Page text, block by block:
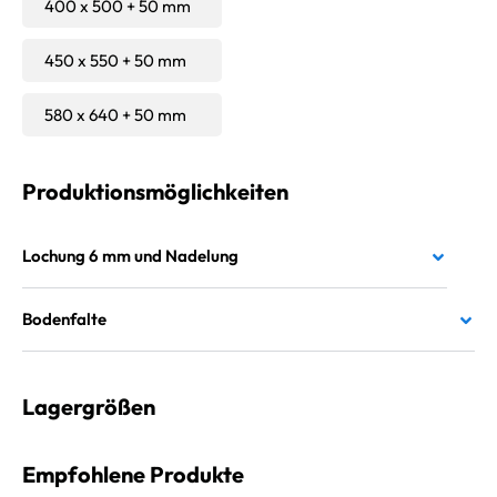
400 x 500 + 50 mm
450 x 550 + 50 mm
580 x 640 + 50 mm
Produktionsmöglichkeiten
Lochung 6 mm und Nadelung
Bodenfalte
Lagergrößen
Empfohlene Produkte